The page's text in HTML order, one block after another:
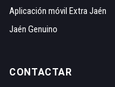
Aplicación móvil Extra Jaén
Jaén Genuino
CONTACTAR